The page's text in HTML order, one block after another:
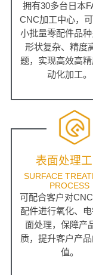
拥有30多台日本
CNC加工中心，
小批量零配件品种
形状复杂、精度
题，实现高效高
动化加工。
表面处理
SURFACE
PROCESS
可配合客户对
配件进行氧化、
面处理，保障产
质，提升客户产
值。